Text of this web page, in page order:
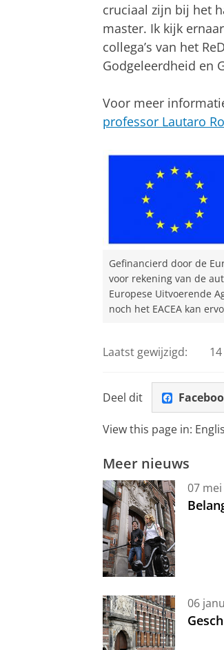
cruciaal zijn bij het
master. Ik kijk
collega’s van het
Godgeleerdheid en
Voor meer
professor Lautaro
Gefinancierd door de
voor rekening van de
Europese Uitvoerende
noch het EACEA kan
Laatst gewijzigd:
Deel dit
View this page in:
Meer nieuws
07
06